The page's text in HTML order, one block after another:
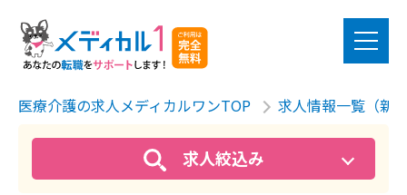
医療介護の求人メディカルワンTOP 求人情報一覧（新
求人絞込み